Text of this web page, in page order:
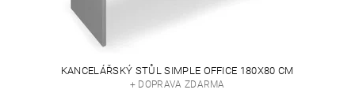
KANCELÁŘSKÝ STŮL SIMPLE OFFICE 180X80 CM
+ DOPRAVA ZDARMA